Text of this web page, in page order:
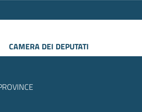
CAMERA DEI DEPUTATI